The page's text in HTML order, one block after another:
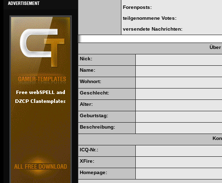
Forenposts:
teilgenommene Votes:
versendete Nachrichten:
Nick:
Name:
Wohnort:
Geschlecht:
Alter:
Geburtstag:
Beschreibung:
ICQ-Nr.:
XFire:
Homepage: